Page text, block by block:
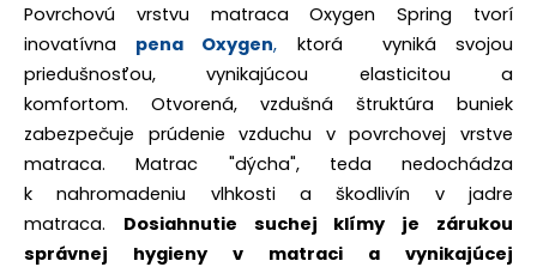
Povrchovú vrstvu matraca Oxygen Spring tvorí
inovatívna pena Oxygen, ktorá vyniká svojou
priedušnosťou,vynikajúcou elasticitou a
komfortom.
Otvorená, vzdušná štruktúra buniek
zabezpečuje prúdenie vzduchu v povrchovej vrstve
matraca. Matrac "dýcha", teda nedochádza
k nahromadeniu vlhkosti a škodlivín v jadre
matraca. Dosiahnutie suchej klímy je zárukou
správnej hygieny v matraci a vynikajúcej